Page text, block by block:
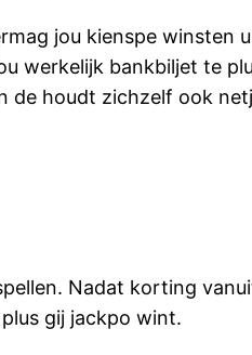
jou kienspe winsten
werkelijk bankbiljet te
houdt zichzelf ook
Nadat korting
gij jackpo wint.